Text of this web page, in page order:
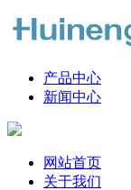
产品中心
新闻中心
网站首页
关于我们